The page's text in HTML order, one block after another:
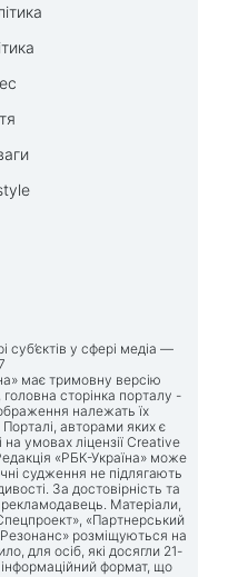
суб’єктів у сфері медіа —
має тримовну версію
головна сторінка порталу -
належать їх
авторами яких є
умовах ліцензії Creative
«РБК-Україна» може
судження не підлягають
За достовірність та
рекламодавець. Матеріали,
«Партнерський
розміщуються на
для осіб, які досягли 21-
інформаційний формат, що